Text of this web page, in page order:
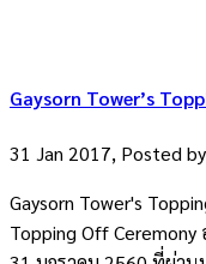
Gaysorn Tower’s
31 Jan 2017, Posted by
Gaysorn Tower's
Topping Off Ceremony